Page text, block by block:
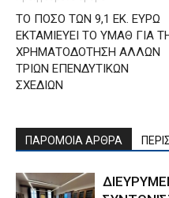
ΤΟ ΠΟΣΟ ΤΩΝ 9,1 ΕΚ. ΕΥΡΩ
ΕΚΤΑΜΙΕΥΕΙ ΤΟ ΥΜΑΘ ΓΙΑ
ΧΡΗΜΑΤΟΔΟΤΗΣΗ ΑΛΛΩΝ
ΤΡΙΩΝ ΕΠΕΝΔΥΤΙΚΩΝ
ΣΧΕΔΙΩΝ
ΠΑΡΟΜΟΙΑ ΑΡΘΡΑ